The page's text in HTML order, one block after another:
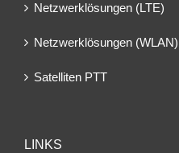
Netzwerklösungen (LTE)
Netzwerklösungen (WLAN)
Satelliten PTT
LINKS